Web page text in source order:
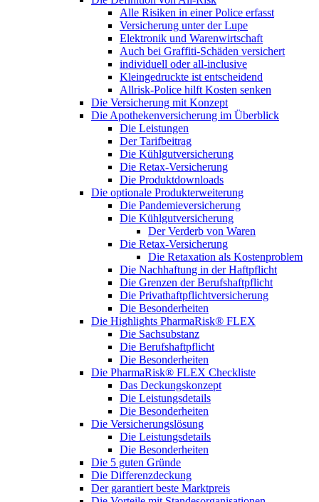
Alle Risiken in einer Police erfasst
Versicherung unter der Lupe
Elektronik und Warenwirtschaft
Auch bei Graffiti-Schäden versichert
individuell oder all-inclusive
Kleingedruckte ist entscheidend
Allrisk-Police hilft Kosten senken
Die Versicherung mit Konzept
Die Apothekenversicherung im Überblick
Die Leistungen
Der Tarifbeitrag
Die Kühlgutversicherung
Die Retax-Versicherung
Die Produktdownloads
Die optionale Produkterweiterung
Die Pandemieversicherung
Die Kühlgutversicherung
Der Verderb von Waren
Die Retax-Versicherung
Die Retaxation als Kostenproblem
Die Nachhaftung in der Haftpflicht
Die Grenzen der Berufshaftpflicht
Die Privathaftpflichtversicherung
Die Besonderheiten
Die Highlights PharmaRisk® FLEX
Die Sachsubstanz
Die Berufshaftpflicht
Die Besonderheiten
Die PharmaRisk® FLEX Checkliste
Das Deckungskonzept
Die Leistungsdetails
Die Besonderheiten
Die Versicherungslösung
Die Leistungsdetails
Die Besonderheiten
Die 5 guten Gründe
Die Differenzdeckung
Der garantiert beste Marktpreis